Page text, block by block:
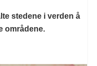
stedene i verden å
områdene.